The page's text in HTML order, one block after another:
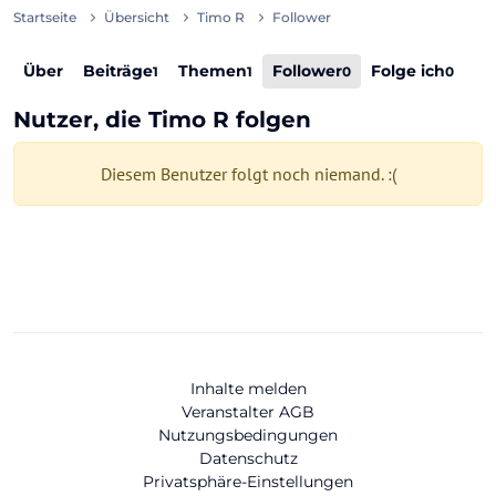
Startseite Übersicht Timo R Follower
Über Beiträge1 Themen1 Follower0 Folge ich0
Nutzer, die Timo R folgen
Diesem Benutzer folgt noch niemand. :(
Inhalte melden
Veranstalter AGB
Nutzungsbedingungen
Datenschutz
Privatsphäre-Einstellungen